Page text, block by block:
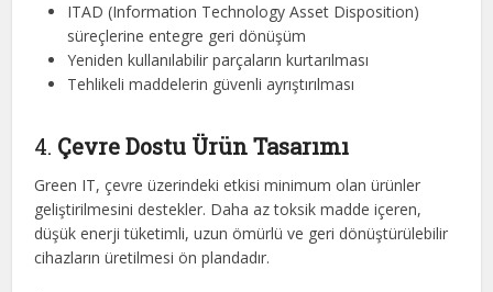
ITAD (Information Technology Asset Disposition)
süreçlerine entegre geri dönüşüm
Yeniden kullanılabilir parçaların kurtarılması
Tehlikeli maddelerin güvenli ayrıştırılması
4. Çevre Dostu Ürün Tasarımı
Green IT, çevre üzerindeki etkisi minimum olan ürünler
geliştirilmesini destekler. Daha az toksik madde içeren,
düşük enerji tüketimli, uzun ömürlü ve geri dönüştürülebilir
cihazların üretilmesi ön plandadır.